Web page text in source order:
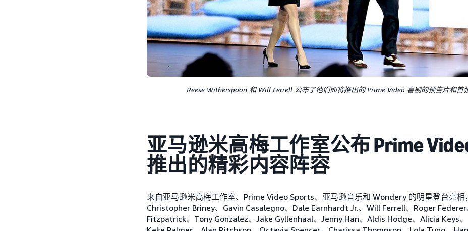
Reese Witherspoon 和 Will Ferrell 公布了他们即将推出的 Prime Video 喜剧的预告片和首
亚马逊米高梅工作室公布 Prime
推出的精彩内容阵容
来自亚马逊米高梅工作室、Prime Video Sports、亚马逊音乐和 Wondery 的明星登台亮相
Christopher Briney、Gavin Casalegno、Dale Earnhardt Jr.、Will Ferrell、Roger Federer
Fitzpatrick、Tony Gonzalez、Jake Gyllenhaal、Jenny Han、Aldis Hodge、Alicia Keys